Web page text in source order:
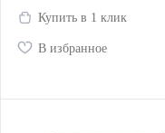
Купить в 1 клик
В избранное